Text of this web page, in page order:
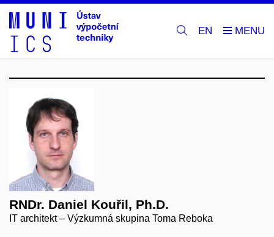
EN
RNDr. Daniel Kouřil, Ph.D.
IT architekt – Výzkumná skupina Toma Reboka